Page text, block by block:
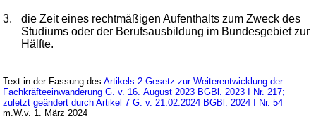
3.
die Zeit eines rechtmäßigen Aufenthalts zum Zweck des
Studiums oder der Berufsausbildung im Bundesgebiet zur
Hälfte.
Text in der Fassung desArtikels 2 Gesetz zur Weiterentwicklung der
Fachkräfteeinwanderung G. v. 16. August 2023 BGBl. 2023 I Nr. 217;
zuletzt geändert durch Artikel 7 G. v. 21.02.2024 BGBl. 2024 I Nr. 54
m.W.v. 1. März 2024